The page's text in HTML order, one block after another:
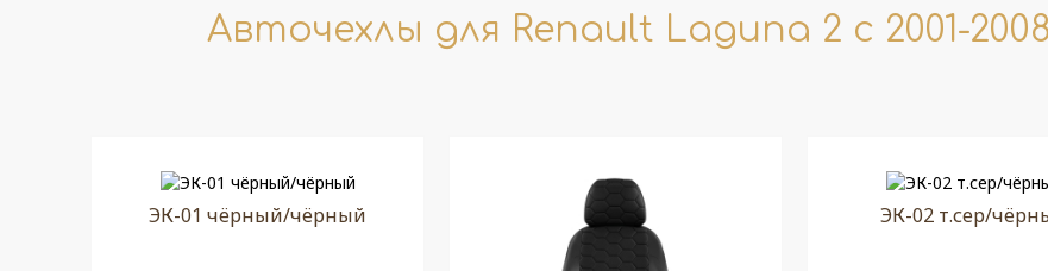
Авточехлы для Renault Laguna 2 c 2001-
ЭК-01 чёрный/чёрный ЭК-02 т.сер/